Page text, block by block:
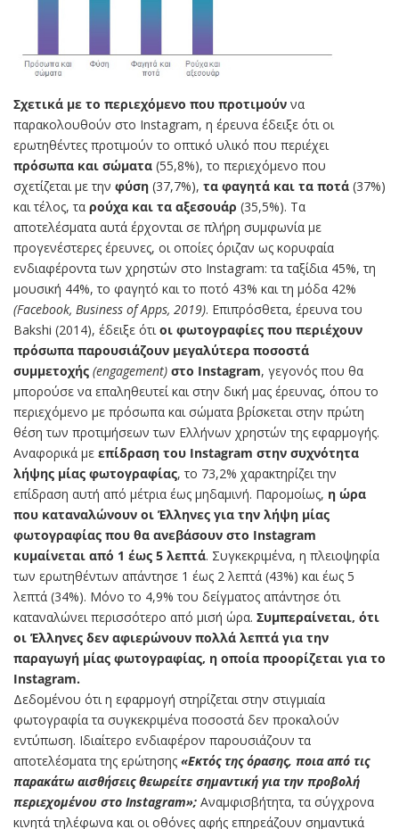
Σχετικά με το περιεχόμενο που προτιμούν να
παρακολουθούν στο Instagram, η έρευνα έδειξε ότι οι
ερωτηθέντες προτιμούν το οπτικό υλικό που περιέχει
πρόσωπα και σώματα (55,8%), το περιεχόμενο που
σχετίζεται με την φύση (37,7%), τα φαγητά και τα ποτά (37%)
και τέλος, τα ρούχα και τα αξεσουάρ (35,5%). Τα
αποτελέσματα αυτά έρχονται σε πλήρη συμφωνία με
προγενέστερες έρευνες, οι οποίες όριζαν ως κορυφαία
ενδιαφέροντα των χρηστών στο Instagram: τα ταξίδια 45%, τη
μουσική 44%, το φαγητό και το ποτό 43% και τη μόδα 42%
(Facebook, Business of Apps, 2019). Επιπρόσθετα, έρευνα του
Bakshi (2014), έδειξε ότιοι φωτογραφίες που περιέχουν
πρόσωπα παρουσιάζουν μεγαλύτερα ποσοστά
συμμετοχής (engagement) στο Instagram, γεγονός που θα
μπορούσε να επαληθευτεί και στην δική μας έρευνας, όπου το
περιεχόμενο με πρόσωπα και σώματα βρίσκεται στην πρώτη
θέση των προτιμήσεων των Ελλήνων χρηστών της εφαρμογής.
Αναφορικά με επίδραση του Instagram στην συχνότητα
λήψης μίας φωτογραφίας, το 73,2% χαρακτηρίζει την
επίδραση αυτή από μέτρια έως μηδαμινή. Παρομοίως, η ώρα
που καταναλώνουν οι Έλληνες για την λήψη μίας
φωτογραφίας που θα ανεβάσουν στο Instagram
κυμαίνεται από 1 έως 5 λεπτά. Συγκεκριμένα, η πλειοψηφία
των ερωτηθέντων απάντησε 1 έως 2 λεπτά (43%) και έως 5
λεπτά (34%). Μόνο το 4,9% του δείγματος απάντησε ότι
καταναλώνει περισσότερο από μισή ώρα. Συμπεραίνεται, ότι
οι Έλληνες δεν αφιερώνουν πολλά λεπτά για την
παραγωγή μίας φωτογραφίας, η οποία προορίζεται για το
Instagram.
Δεδομένου ότι η εφαρμογή στηρίζεται στην στιγμιαία
φωτογραφία τα συγκεκριμένα ποσοστά δεν προκαλούν
εντύπωση. Ιδιαίτερο ενδιαφέρον παρουσιάζουν τα
αποτελέσματα της ερώτησης «Εκτός της όρασης, ποια από τις
παρακάτω αισθήσεις θεωρείτε σημαντική για την προβολή
περιεχομένου στο Instagram»; Αναμφισβήτητα, τα σύγχρονα
κινητά τηλέφωνα και οι οθόνες αφής επηρεάζουν σημαντικά